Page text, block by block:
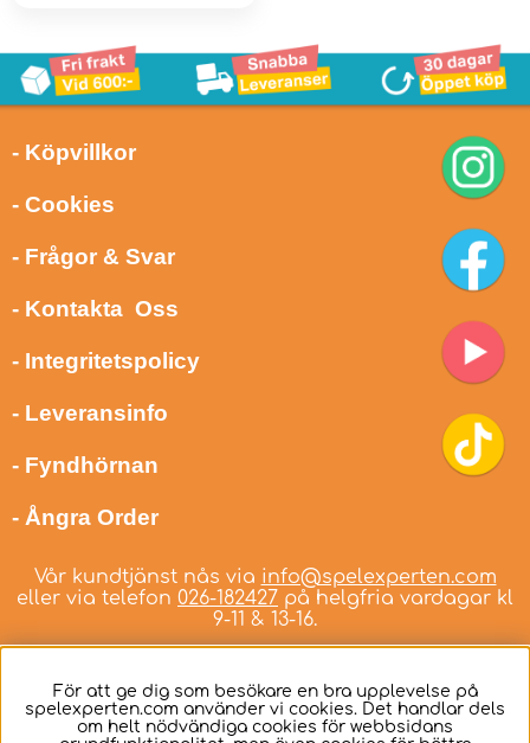
- Köpvillkor
- Cookies
- Frågor & Svar
- Kontakta Oss
- Integritetspolicy
- Leveransinfo
- Fyndhörnan
- Ångra Order
Vår kundtjänst nås via info@spelexperten.com
eller via telefon 026-182427 på helgfria vardagar kl
9-11 & 13-16.
Svenska
För att ge dig som besökare en bra upplevelse på
spelexperten.com använder vi cookies. Det handlar dels
om helt nödvändiga cookies för webbsidans